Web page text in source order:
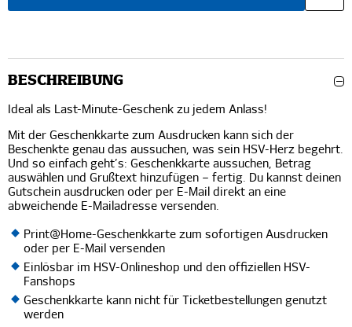
BESCHREIBUNG
Ideal als Last-Minute-Geschenk zu jedem Anlass!
Mit der Geschenkkarte zum Ausdrucken kann sich der
Beschenkte genau das aussuchen, was sein HSV-Herz begehrt.
Und so einfach geht’s: Geschenkkarte aussuchen, Betrag
auswählen und Grußtext hinzufügen – fertig. Du kannst deinen
Gutschein ausdrucken oder per E-Mail direkt an eine
abweichende E-Mailadresse versenden.
Print@Home-Geschenkkarte zum sofortigen Ausdrucken
oder per E-Mail versenden
Einlösbar im HSV-Onlineshop und den offiziellen HSV-
Fanshops
Geschenkkarte kann nicht für Ticketbestellungen genutzt
werden